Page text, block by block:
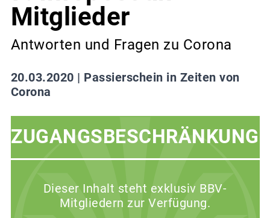
Mitglieder
Antworten und Fragen zu Corona
20.03.2020 | Passierschein in Zeiten von
Corona
ZUGANGSBESCHRÄNKUNG
Dieser Inhalt steht exklusiv BBV-
Mitgliedern zur Verfügung.